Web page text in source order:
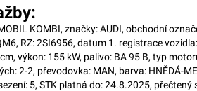
KOMBI, značky: AUDI, obchodní
RZ: 2SI6956, datum 1. registrace
výkon: 155 kW, palivo: BA 95 B, typ
2-2, převodovka: MAN, barva: HNĚDÁ-
5, STK platná do: 24.8.2025,